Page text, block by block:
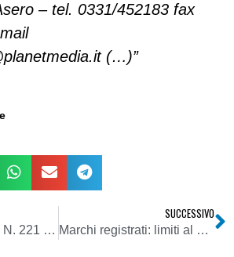
– tel. 0331/452183 fax
(…)”
Gazzetta Ufficiale N. 221 del 22 Settembre 2007 – MinCom – Decreto 3 Agosto 2007
SUCCESSIVO
Marchi registrati: limiti al diritto di esclusiva